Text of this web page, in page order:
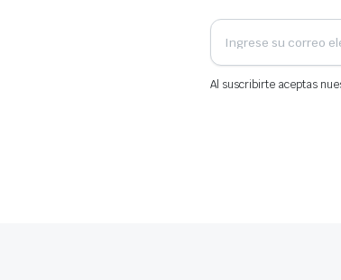
Al suscribirte aceptas